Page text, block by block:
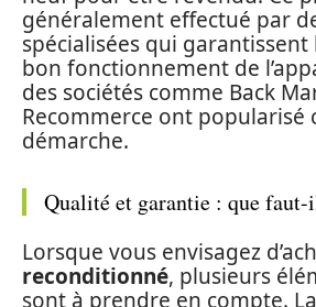
généralement effectué par
spécialisées qui garantissent
bon fonctionnement de
des sociétés comme Back
Recommerce ont popularisé
démarche.
Qualité et garantie : que
Lorsque vous envisagez
reconditionné, plusieurs
sont à prendre en compte. La